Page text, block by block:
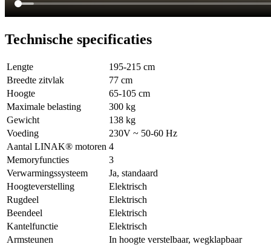
Technische specificaties
Lengte
195-215 cm
Breedte zitvlak
77 cm
Hoogte
65-105 cm
Maximale belasting
300 kg
Gewicht
138 kg
Voeding
230V ~ 50-60 Hz
Aantal LINAK® motoren 4
Memoryfuncties
3
Verwarmingssysteem
Ja, standaard
Hoogteverstelling
Elektrisch
Rugdeel
Elektrisch
Beendeel
Elektrisch
Kantelfunctie
Elektrisch
Armsteunen
In hoogte verstelbaar, wegklapbaar